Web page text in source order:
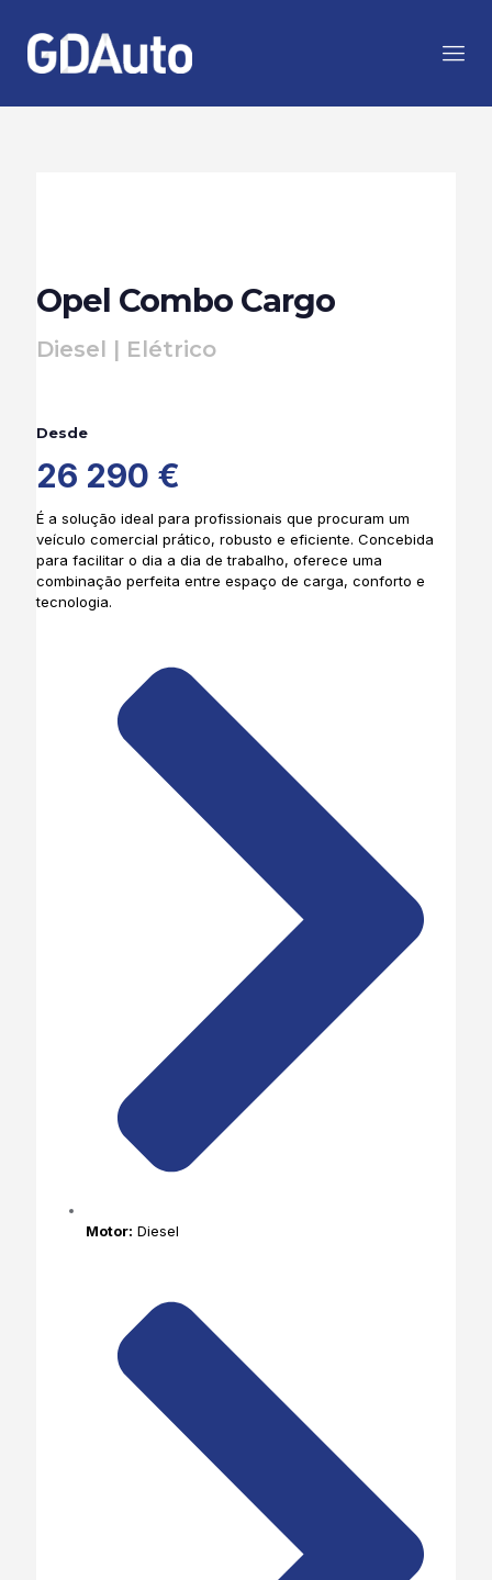
Opel Combo Cargo
Diesel | Elétrico
Desde
26 290 €
É a solução ideal para profissionais que procuram um
veículo comercial prático, robusto e eficiente. Concebida
para facilitar o dia a dia de trabalho, oferece uma
combinação perfeita entre espaço de carga, conforto e
tecnologia.
Motor: Diesel